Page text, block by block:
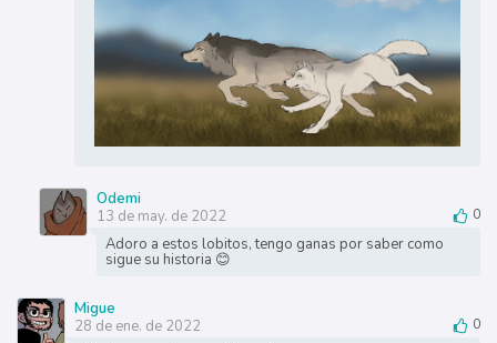
Odemi
13 de may. de 2022
0
Adoro a estos lobitos, tengo ganas por saber como
sigue su historia 😊
Migue
28 de ene. de 2022
0